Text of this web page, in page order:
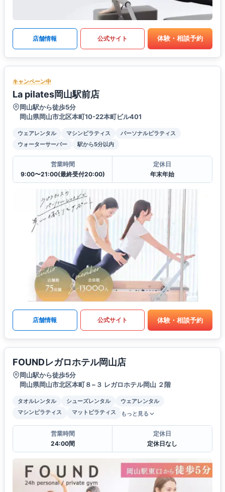
店舗情報 公式サイト 体験・相談予約
キャンペーン中
La pilates岡山駅前店
岡山駅から徒歩5分
岡山県岡山市北区本町10-22本町ビル401
ウェアレンタル マシンピラティス
パーソナルピラティス
ウォーターサーバー
駅から5分以内
営業時間
9:00〜21:00(最終受付20:00)
定休日
年末年始
店舗情報 公式サイト 体験・相談予約
FOUNDレガロホテル岡山店
岡山駅から徒歩5分
岡山県岡山市北区本町８−３ レガロホテル岡山 ２階
タオルレンタル シューズレンタル
ウェアレンタル
マシンピラティス
マットピラティス もっと見る
営業時間
24:00間
定休日
定休日なし